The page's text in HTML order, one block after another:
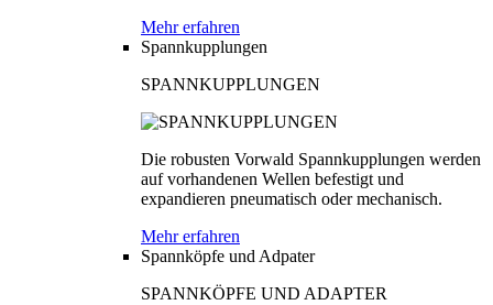
Mehr erfahren
Spannkupplungen
SPANNKUPPLUNGEN
Die robusten Vorwald Spannkupplungen werden
auf vorhandenen Wellen befestigt und
expandieren pneumatisch oder mechanisch.
Mehr erfahren
Spannköpfe und Adpater
SPANNKÖPFE UND ADAPTER